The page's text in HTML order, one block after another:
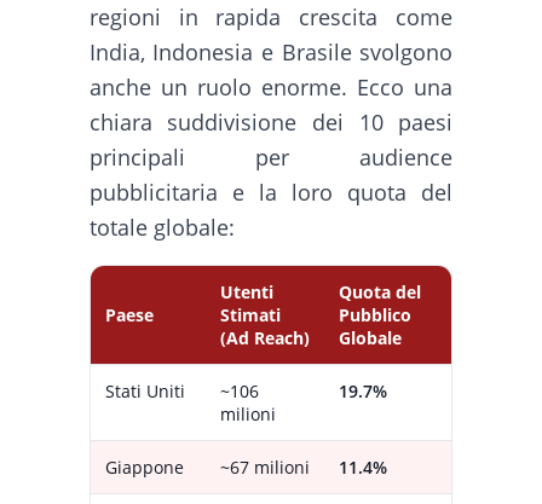
regioni in rapida crescita come
India, Indonesia e Brasile svolgono
anche un ruolo enorme. Ecco una
chiara suddivisione dei 10 paesi
principali per audience
pubblicitaria e la loro quota del
totale globale:
Paese
Utenti
Stimati
(Ad Reach)
Quota del
Pubblico
Globale
Stati Uniti
~106
milioni
19.7%
Giappone ~67 milioni 11.4%